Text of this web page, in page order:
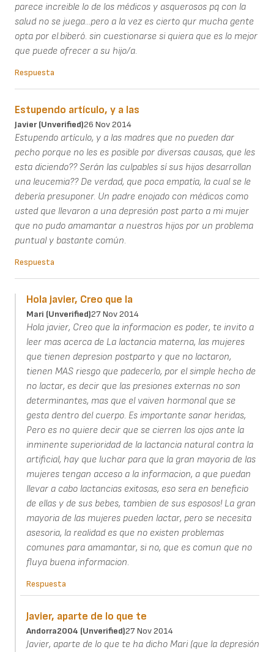
parece increible lo de los médicos y asquerosos pq con la
salud no se juega...pero a la vez es cierto qur mucha gente
opta por el.biberó. sin cuestionarse si quiera que es lo mejor
que puede ofrecer a su hijo/a.
Respuesta
Estupendo artículo, y a las
Javier (unverified)26 Nov 2014
Estupendo artículo, y a las madres que no pueden dar
pecho porque no les es posible por diversas causas, que les
esta diciendo?? Serán las culpables sí sus hijos desarrollan
una leucemia?? De verdad, que poca empatía, la cual se le
debería presuponer. Un padre enojado con médicos como
usted que llevaron a una depresión post parto a mi mujer
que no pudo amamantar a nuestros hijos por un problema
puntual y bastante común.
Respuesta
Hola javier, Creo que la
Mari (unverified)27 Nov 2014
Hola javier, Creo que la informacion es poder, te invito a
leer mas acerca de La lactancia materna, las mujeres
que tienen depresion postparto y que no lactaron,
tienen MAS riesgo que padecerlo, por el simple hecho de
no lactar, es decir que las presiones externas no son
determinantes, mas que el vaiven hormonal que se
gesta dentro del cuerpo. Es importante sanar heridas,
Pero es no quiere decir que se cierren los ojos ante la
inminente superioridad de la lactancia natural contra la
artificial, hay que luchar para que la gran mayoria de las
mujeres tengan acceso a la informacion, a que puedan
llevar a cabo lactancias exitosas, eso sera en beneficio
de ellas y de sus bebes, tambien de sus esposos! La gran
mayoria de las mujeres pueden lactar, pero se necesita
asesoria, la realidad es que no existen problemas
comunes para amamantar, si no, que es comun que no
fluya buena informacion.
Respuesta
Javier, aparte de lo que te
Andorra2004 (unverified)27 Nov 2014
Javier, aparte de lo que te ha dicho Mari (que la depresión